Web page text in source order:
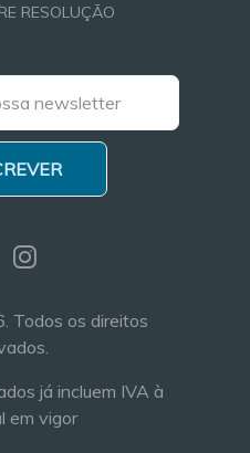
RESOLUÇÃO
Todos os direitos
já incluem IVA à
em vigor